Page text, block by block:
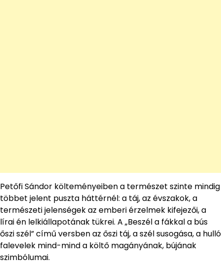
Petőfi Sándor költeményeiben a természet szinte mindig
többet jelent puszta háttérnél: a táj, az évszakok, a
természeti jelenségek az emberi érzelmek kifejezői, a
lírai én lelkiállapotának tükrei. A „Beszél a fákkal a bús
őszi szél” című versben az őszi táj, a szél susogása, a hulló
falevelek mind-mind a költő magányának, bújának
szimbólumai.